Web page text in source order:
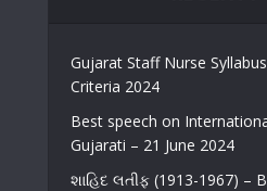
Gujarat Staff Nurse
Criteria 2024
Best speech on
Gujarati – 21 June 2024
શાહિદ લતીફ (1913-1967) –